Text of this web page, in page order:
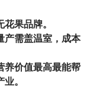
果品牌。
产需盖温室，成本
养价值最高最能帮
。